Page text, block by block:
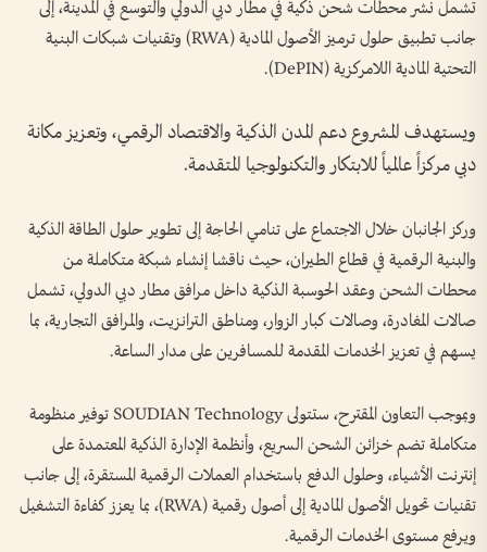
تشمل نشر محطات شحن ذكية في مطار دبي الدولي والتوسع في المدينة، إلى
جانب تطبيق حلول ترميز الأصول المادية (RWA) وتقنيات شبكات البنية
التحتية المادية اللامركزية (DePIN).
ويستهدف المشروع دعم المدن الذكية والاقتصاد الرقمي، وتعزيز مكانة
دبي مركزاً عالمياً للابتكار والتكنولوجيا المتقدمة.
وركز الجانبان خلال الاجتماع على تنامي الحاجة إلى تطوير حلول الطاقة الذكية
والبنية الرقمية في قطاع الطيران، حيث ناقشا إنشاء شبكة متكاملة من
محطات الشحن وعقد الحوسبة الذكية داخل مرافق مطار دبي الدولي، تشمل
صالات المغادرة، وصالات كبار الزوار، ومناطق الترانزيت، والمرافق التجارية، بما
يسهم في تعزيز الخدمات المقدمة للمسافرين على مدار الساعة.
وبموجب التعاون المقترح، ستتولى SOUDIAN Technology توفير منظومة
متكاملة تضم خزائن الشحن السريع، وأنظمة الإدارة الذكية المعتمدة على
إنترنت الأشياء، وحلول الدفع باستخدام العملات الرقمية المستقرة، إلى جانب
تقنيات تحويل الأصول المادية إلى أصول رقمية (RWA)، بما يعزز كفاءة التشغيل
ويرفع مستوى الخدمات الرقمية.